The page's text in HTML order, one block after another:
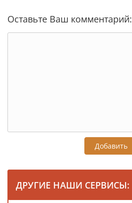
Оставьте Ваш комментарий:
Добавить
ДРУГИЕ НАШИ СЕРВИСЫ: